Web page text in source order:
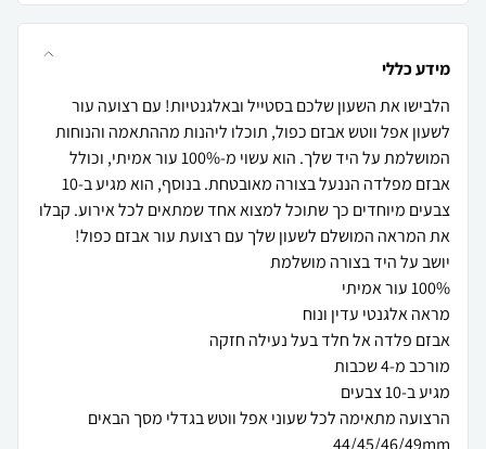
מידע כללי
הלבישו את השעון שלכם בסטייל ובאלגנטיות! עם רצועה עור
לשעון אפל ווטש אבזם כפול, תוכלו ליהנות מההתאמה והנוחות
המושלמת על היד שלך. הוא עשוי מ-100% עור אמיתי, וכולל
אבזם מפלדה הננעל בצורה מאובטחת. בנוסף, הוא מגיע ב-10
צבעים מיוחדים כך שתוכל למצוא אחד שמתאים לכל אירוע. קבלו